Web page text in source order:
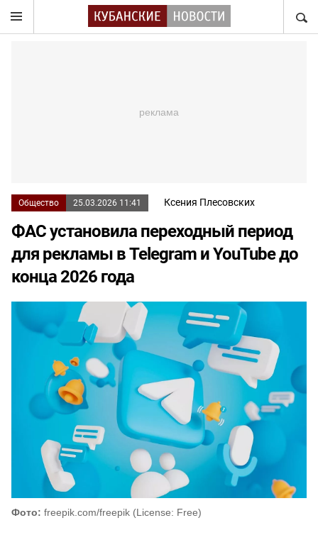
Общество 25.03.2026 11:41 Ксения Плесовских
ФАС установила переходный период
для рекламы в Telegram и YouTube до
конца 2026 года
Фото: freepik.com/freepik (License: Free)